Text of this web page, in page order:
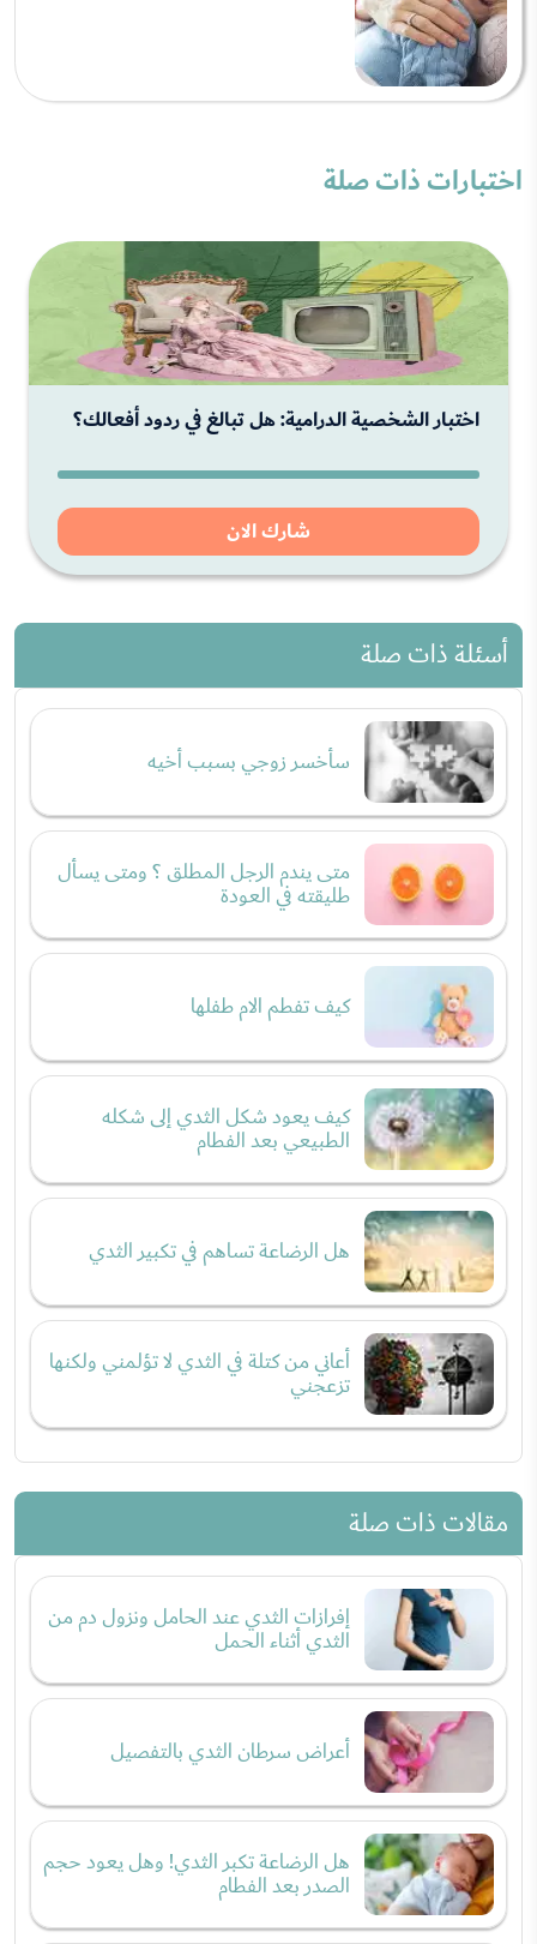
اختبارات ذات صلة
اختبار الشخصية الدرامية: هل تبالغ في ردود أفعالك؟
شارك الان
أسئلة ذات صلة
سأخسر زوجي بسبب أخيه
متى يندم الرجل المطلق ؟ ومتى يسأل
طليقته في العودة
كيف تفطم الام طفلها
كيف يعود شكل الثدي إلى شكله
الطبيعي بعد الفطام
هل الرضاعة تساهم في تكبير الثدي
أعاني من كتلة في الثدي لا تؤلمني ولكنها
تزعجني
مقالات ذات صلة
إفرازات الثدي عند الحامل ونزول دم من
الثدي أثناء الحمل
أعراض سرطان الثدي بالتفصيل
هل الرضاعة تكبر الثدي! وهل يعود حجم
الصدر بعد الفطام